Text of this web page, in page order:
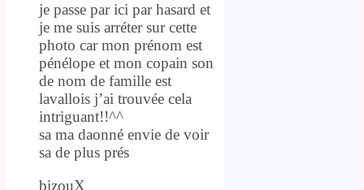
je passe par ici par hasard et
je me suis arréter sur cette
photo car mon prénom est
pénélope et mon copain son
de nom de famille est
lavallois j’ai trouvée cela
intriguant!!^^
sa ma daonné envie de voir
sa de plus prés
bizouX